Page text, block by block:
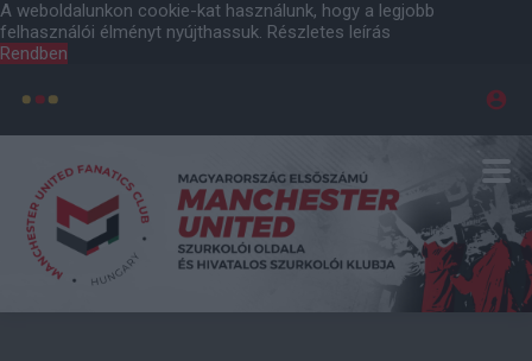
A weboldalunkon cookie-kat használunk, hogy a legjobb
felhasználói élményt nyújthassuk. Részletes leírás
Rendben